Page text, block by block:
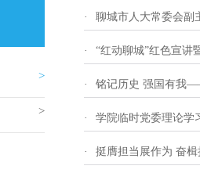
· 聊城市人大常委会副
· “红动聊城”红色宣讲
· 铭记历史 强国有我
· 学院临时党委理论学
· 挺膺担当展作为 奋